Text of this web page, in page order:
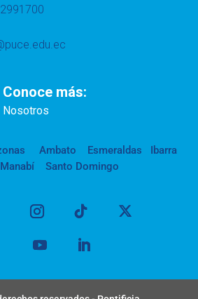
Conoce más:
Nosotros
Ambato Esmeraldas
Ibarra
Manabí
Santo Domingo